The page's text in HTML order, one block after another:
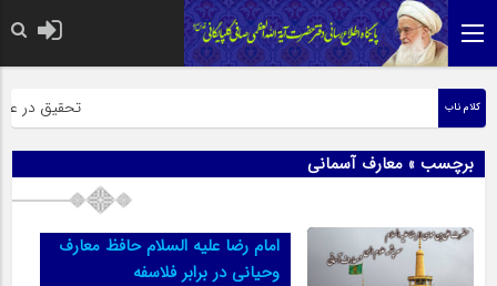
کلام ناب تحقیق در
برچسب » معارف آسمانی
امام رضا علیه السلام حافظ معارف
وحیانی در برابر فلاسفه